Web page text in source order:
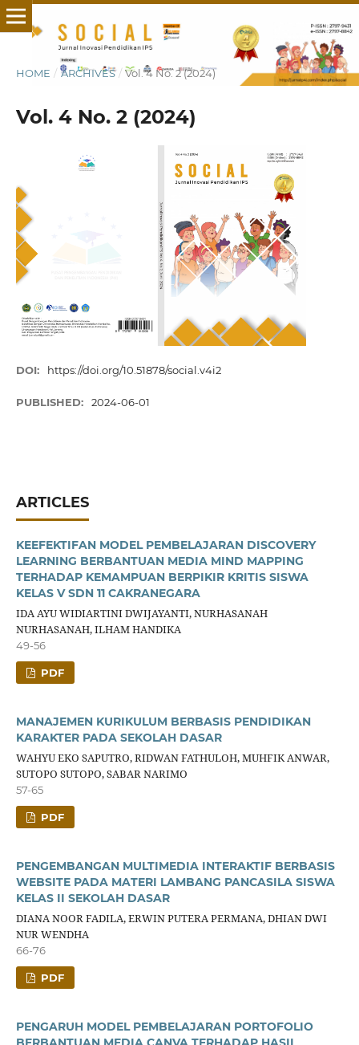
HOME / ARCHIVES / Vol. 4 No. 2 (2024)
Vol. 4 No. 2 (2024)
DOI: https://doi.org/10.51878/social.v4i2
PUBLISHED: 2024-06-01
ARTICLES
KEEFEKTIFAN MODEL PEMBELAJARAN DISCOVERY
LEARNING BERBANTUAN MEDIA MIND MAPPING
TERHADAP KEMAMPUAN BERPIKIR KRITIS SISWA
KELAS V SDN 11 CAKRANEGARA
IDA AYU WIDIARTINI DWIJAYANTI, NURHASANAH
NURHASANAH, ILHAM HANDIKA
49-56
PDF
MANAJEMEN KURIKULUM BERBASIS PENDIDIKAN
KARAKTER PADA SEKOLAH DASAR
WAHYU EKO SAPUTRO, RIDWAN FATHULOH, MUHFIK ANWAR,
SUTOPO SUTOPO, SABAR NARIMO
57-65
PDF
PENGEMBANGAN MULTIMEDIA INTERAKTIF BERBASIS
WEBSITE PADA MATERI LAMBANG PANCASILA SISWA
KELAS II SEKOLAH DASAR
DIANA NOOR FADILA, ERWIN PUTERA PERMANA, DHIAN DWI
NUR WENDHA
66-76
PDF
PENGARUH MODEL PEMBELAJARAN PORTOFOLIO